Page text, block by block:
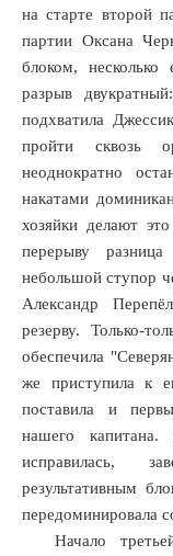
на старте второй
партии Оксана
блоком,
разрыв
подхватила
пройти сквозь
неоднократно
накатами
хозяйки делают
перерыву
небольшой ступор
Александр
резерву. Только-
обеспечила
же приступила к
поставила и
нашего
исправилась,
результативным
передоминировала
Начало